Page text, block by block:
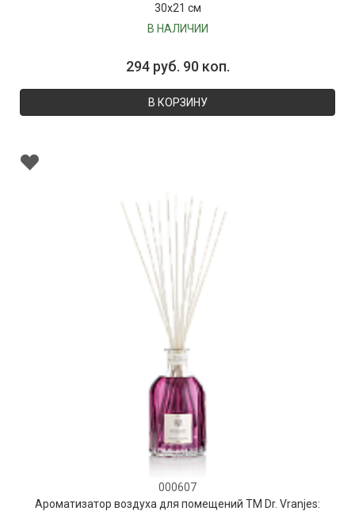
30х21 см
В НАЛИЧИИ
294 руб. 90 коп.
В КОРЗИНУ
000607
Ароматизатор воздуха для помещений ТМ Dr. Vranjes: